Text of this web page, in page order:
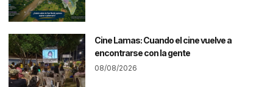
Cine Lamas: Cuando el cine vuelve a
encontrarse con la gente
08/08/2026